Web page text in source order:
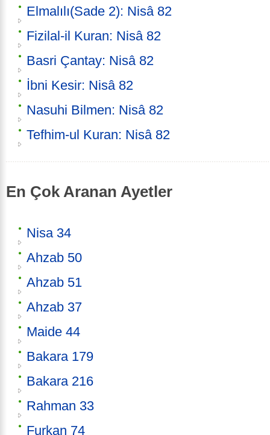
Elmalılı(Sade 2): Nisâ 82
Fizilal-il Kuran: Nisâ 82
Basri Çantay: Nisâ 82
İbni Kesir: Nisâ 82
Nasuhi Bilmen: Nisâ 82
Tefhim-ul Kuran: Nisâ 82
En Çok Aranan Ayetler
Nisa 34
Ahzab 50
Ahzab 51
Ahzab 37
Maide 44
Bakara 179
Bakara 216
Rahman 33
Furkan 74